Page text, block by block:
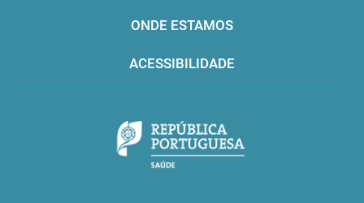
ONDE ESTAMOS
ACESSIBILIDADE